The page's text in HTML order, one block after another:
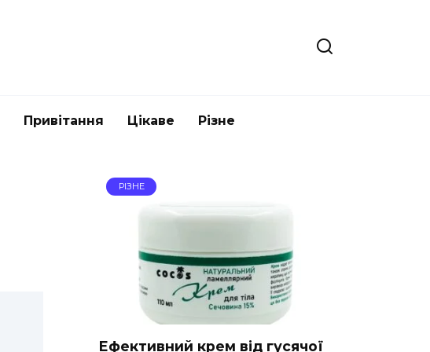
Привітання Цікаве Різне
РІЗНЕ
Ефективний крем від гусячої